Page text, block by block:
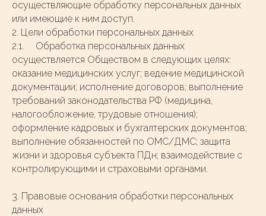
осуществляющие обработку персональных данных
или имеющие к ним доступ.
2. Цели обработки персональных данных
2.1. Обработка персональных данных
осуществляется Обществом в следующих целях:
оказание медицинских услуг; ведение медицинской
документации; исполнение договоров; выполнение
требований законодательства РФ (медицина,
налогообложение, трудовые отношения);
оформление кадровых и бухгалтерских документов;
выполнение обязанностей по ОМС/ДМС; защита
жизни и здоровья субъекта ПДн; взаимодействие с
контролирующими и страховыми органами.
3. Правовые основания обработки персональных
данных